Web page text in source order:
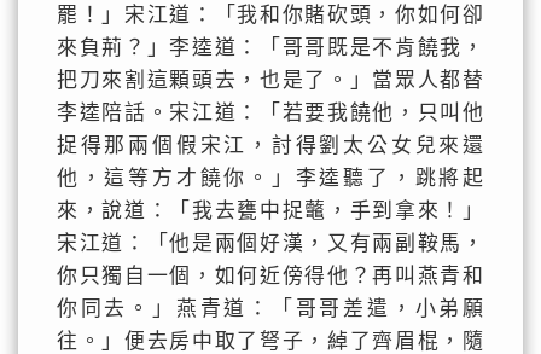
罷！」宋江道：「我和你賭砍頭，你如何卻
來負荊？」李逵道：「哥哥既是不肯饒我，
把刀來割這顆頭去，也是了。」當眾人都替
李逵陪話。宋江道：「若要我饒他，只叫他
捉得那兩個假宋江，討得劉太公女兒來還
他，這等方才饒你。」李逵聽了，跳將起
來，說道：「我去甕中捉虌，手到拿來！」
宋江道：「他是兩個好漢，又有兩副鞍馬，
你只獨自一個，如何近傍得他？再叫燕青和
你同去。」燕青道：「哥哥差遣，小弟願
往。」便去房中取了弩子，綽了齊眉棍，隨